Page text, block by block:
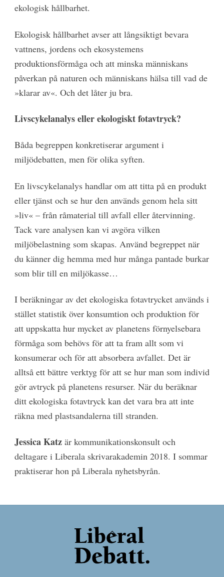
ekologisk hållbarhet.
Ekologisk hållbarhet avser att långsiktigt bevara
vattnens, jordens och ekosystemens
produktionsförmåga och att minska människans
påverkan på naturen och människans hälsa till vad de
»klarar av«. Och det låter ju bra.
Livscykelanalys eller ekologiskt fotavtryck?
Båda begreppen konkretiserar argument i
miljödebatten, men för olika syften.
En livscykelanalys handlar om att titta på en produkt
eller tjänst och se hur den används genom hela sitt
»liv« – från råmaterial till avfall eller återvinning.
Tack vare analysen kan vi avgöra vilken
miljöbelastning som skapas. Använd begreppet när
du känner dig hemma med hur många pantade burkar
som blir till en miljökasse…
I beräkningar av det ekologiska fotavtrycket används i
stället statistik över konsumtion och produktion för
att uppskatta hur mycket av planetens förnyelsebara
förmåga som behövs för att ta fram allt som vi
konsumerar och för att absorbera avfallet. Det är
alltså ett bättre verktyg för att se hur man som individ
gör avtryck på planetens resurser. När du beräknar
ditt ekologiska fotavtryck kan det vara bra att inte
räkna med plastsandalerna till stranden.
Jessica Katzär kommunikationskonsult och
deltagare i Liberala skrivarakademin 2018. I sommar
praktiserar hon på Liberala nyhetsbyrån.
Back
To
Top